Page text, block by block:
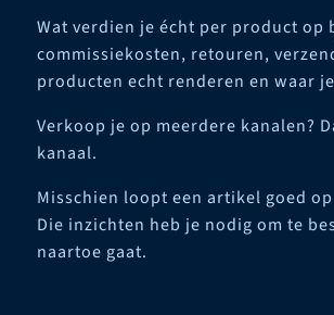
Wat verdien je écht per product
commissiekosten, retouren,
producten echt renderen en waar
Verkoop je op meerdere kanalen?
kanaal.
Misschien loopt een artikel goed
Die inzichten heb je nodig om te
naartoe gaat.